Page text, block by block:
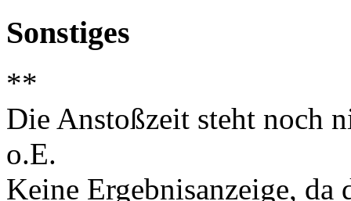
Sonstiges
**
Die Anstoßzeit steht noch
o.E.
Keine Ergebnisanzeige,